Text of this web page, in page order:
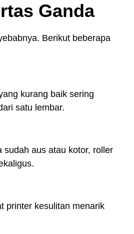
Ganda
Berikut beberapa
kurang baik sering
satu lembar.
aus atau kotor, roller
printer kesulitan menarik